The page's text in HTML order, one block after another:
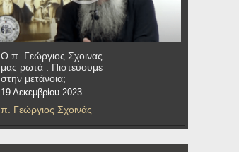
Ο π. Γεώργιος Σχοινας
μας ρωτά : Πιστεύουμε
στην μετάνοια;
19 Δεκεμβρίου 2023
π. Γεώργιος Σχοινάς